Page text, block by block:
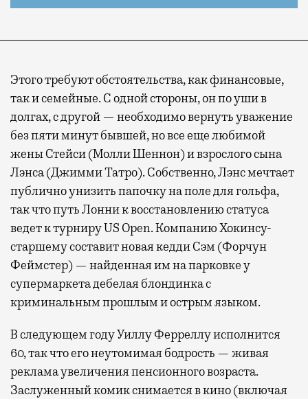
Этого требуют обстоятельства, как финансовые,
так и семейные. С одной стороны, он по уши в
долгах, с другой — необходимо вернуть уважение
без пяти минут бывшей, но все еще любимой
жены Стейси (Молли Шеннон) и взрослого сына
Лэнса (Джимми Татро). Собственно, Лэнс мечтает
публично унизить папочку на поле для гольфа,
так что путь Лонни к восстановлению статуса
ведет к турниру US Open. Компанию Хокинсу-
старшему составит новая кедди Сэм (Форчун
Феймстер) — найденная им на парковке у
супермаркета дебелая блондинка с
криминальным прошлым и острым языком.
В следующем году Уиллу Ферреллу исполнится
60, так что его неутомимая бодрость — живая
реклама увеличения пенсионного возраста.
Заслуженный комик снимается в кино (включая